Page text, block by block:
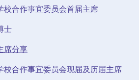
校合作事宜委员会首届主席
士
席分享
校合作事宜委员会现届及历届主席